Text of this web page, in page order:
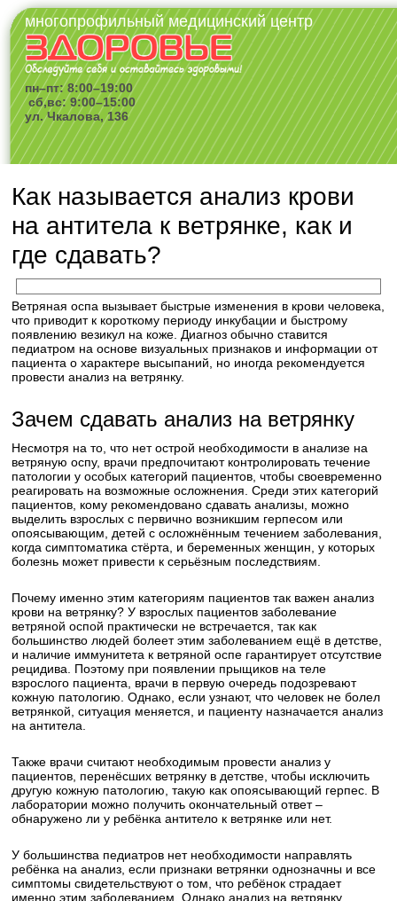
многопрофильный медицинский центр
пн–пт: 8:00–19:00
сб,вс: 9:00–15:00
ул. Чкалова, 136
Как называется анализ крови
на антитела к ветрянке, как и
где сдавать?
Ветряная оспа вызывает быстрые изменения в крови человека,
что приводит к короткому периоду инкубации и быстрому
появлению везикул на коже. Диагноз обычно ставится
педиатром на основе визуальных признаков и информации от
пациента о характере высыпаний, но иногда рекомендуется
провести анализ на ветрянку.
Зачем сдавать анализ на ветрянку
Несмотря на то, что нет острой необходимости в анализе на
ветряную оспу, врачи предпочитают контролировать течение
патологии у особых категорий пациентов, чтобы своевременно
реагировать на возможные осложнения. Среди этих категорий
пациентов, кому рекомендовано сдавать анализы, можно
выделить взрослых с первично возникшим герпесом или
опоясывающим, детей с осложнённым течением заболевания,
когда симптоматика стёрта, и беременных женщин, у которых
болезнь может привести к серьёзным последствиям.
Почему именно этим категориям пациентов так важен анализ
крови на ветрянку? У взрослых пациентов заболевание
ветряной оспой практически не встречается, так как
большинство людей болеет этим заболеванием ещё в детстве,
и наличие иммунитета к ветряной оспе гарантирует отсутствие
рецидива. Поэтому при появлении прыщиков на теле
взрослого пациента, врачи в первую очередь подозревают
кожную патологию. Однако, если узнают, что человек не болел
ветрянкой, ситуация меняется, и пациенту назначается анализ
на антитела.
Также врачи считают необходимым провести анализ у
пациентов, перенёсших ветрянку в детстве, чтобы исключить
другую кожную патологию, такую как опоясывающий герпес. В
лаборатории можно получить окончательный ответ –
обнаружено ли у ребёнка антитело к ветрянке или нет.
У большинства педиатров нет необходимости направлять
ребёнка на анализ, если признаки ветрянки однозначны и все
симптомы свидетельствуют о том, что ребёнок страдает
именно этим заболеванием. Однако анализ на ветрянку